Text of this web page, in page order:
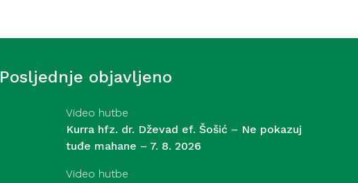
Posljednje objavljeno
Video hutbe
Kurra hfz. dr. Dževad ef. Šošić – Ne pokazuj
tuđe mahane – 7. 8. 2026
Video hutbe